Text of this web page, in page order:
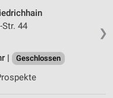
❯
44
|
Geschlossen